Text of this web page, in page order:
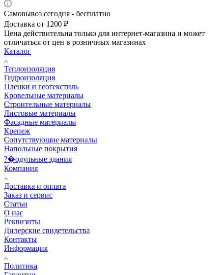
Самовывоз сегодня - бесплатно
Доставка от 1200 ₽
Цена действительна только для интернет-магазина и может
отличаться от цен в розничных магазинах
Каталог
Теплоизоляция
Гидроизоляция
Пленки и геотекстиль
Кровельные материалы
Строительные материалы
Листовые материалы
Фасадные материалы
Крепеж
Сопутствующие материалы
Напольные покрытия
?�одульные здания
Компания
Доставка и оплата
Заказ и сервис
Статьи
О нас
Реквизиты
Дилерские свидетельства
Контакты
Информация
Политика